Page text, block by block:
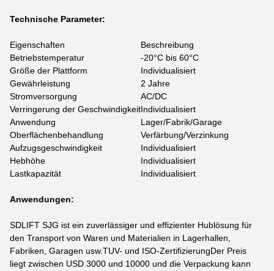
Technische Parameter:
Eigenschaften
Beschreibung
Betriebstemperatur
-20°C bis 60°C
Größe der Plattform
Individualisiert
Gewährleistung
2 Jahre
Stromversorgung
AC/DC
Verringerung der GeschwindigkeitIndividualisiert
Anwendung
Lager/Fabrik/Garage
Oberflächenbehandlung
Verfärbung/Verzinkung
Aufzugsgeschwindigkeit
Individualisiert
Hebhöhe
Individualisiert
Lastkapazität
Individualisiert
Anwendungen:
SDLIFT SJG ist ein zuverlässiger und effizienter Hublösung für
den Transport von Waren und Materialien in Lagerhallen,
Fabriken, Garagen usw.TUV- und ISO-ZertifizierungDer Preis
liegt zwischen USD 3000 und 10000 und die Verpackung kann